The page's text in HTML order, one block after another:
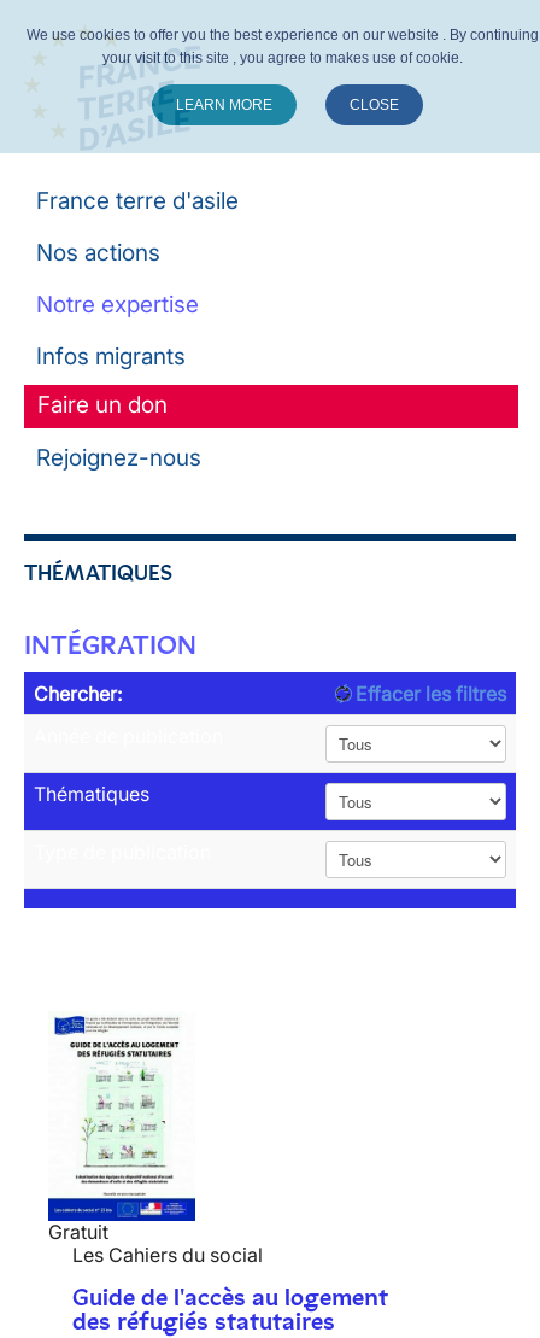
France terre d'asile
Nos actions
Notre expertise
Infos migrants
Faire un don
Rejoignez-nous
THÉMATIQUES
INTÉGRATION
Chercher:
Effacer les filtres
Thématiques
Gratuit
Les Cahiers du social
Guide de l'accès au logement
des réfugiés statutaires
We use cookies to offer you the best experience on our website . By continuing
your visit to this site , you agree to makes use of cookie.
LEARN MORE CLOSE